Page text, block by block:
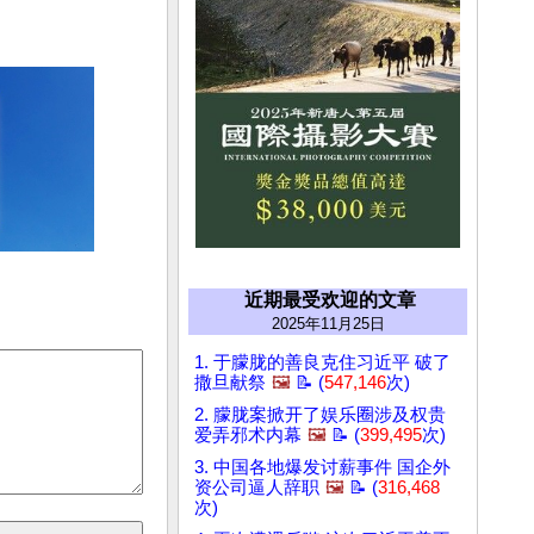
近期最受欢迎的文章
2025年11月25日
1. 于朦胧的善良克住习近平 破了
撒旦献祭 🖼️ 📝 (547,146次)
2. 朦胧案掀开了娱乐圈涉及权贵
爱弄邪术内幕 🖼️ 📝 (399,495次)
3. 中国各地爆发讨薪事件 国企外
资公司逼人辞职 🖼️ 📝 (316,468
次)